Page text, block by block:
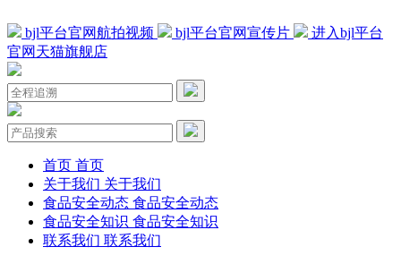
bjl平台官网航拍视频 bjl平台官网宣传片
进入bjl平台
官网天猫旗舰店
首页 首页
关于我们 关于我们
食品安全动态 食品安全动态
食品安全知识 食品安全知识
联系我们 联系我们